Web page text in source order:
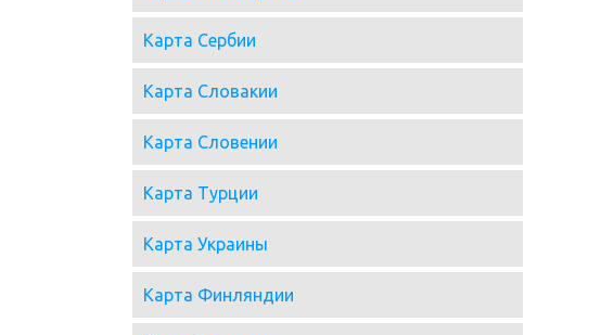
Карта Сербии
Карта Словакии
Карта Словении
Карта Турции
Карта Украины
Карта Финляндии